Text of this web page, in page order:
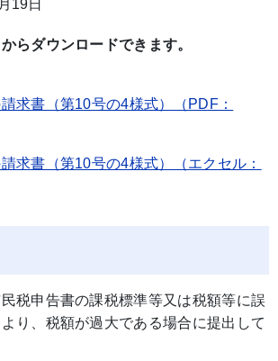
19日
らダウンロードできます。
求書（第10号の4様式）（PDF：
求書（第10号の4様式）（エクセル：
税申告書の課税標準等又は税額等に誤
り、税額が過大である場合に提出して